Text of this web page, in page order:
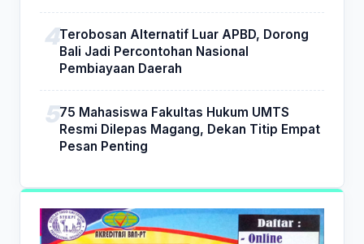
Terobosan Alternatif Luar APBD, Dorong
Bali Jadi Percontohan Nasional
Pembiayaan Daerah
75 Mahasiswa Fakultas Hukum UMTS
Resmi Dilepas Magang, Dekan Titip Empat
Pesan Penting